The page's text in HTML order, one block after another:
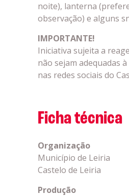
noite), lanterna
observação) e alguns
IMPORTANTE!
Iniciativa sujeita a
não sejam adequadas
nas redes sociais do
Ficha técnica
Organização
Município de Leiria
Castelo de Leiria
Produção